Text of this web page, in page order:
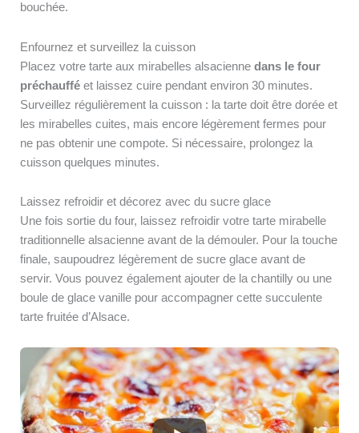
bouchée.
Enfournez et surveillez la cuisson
Placez votre tarte aux mirabelles alsacienne dans le four
préchauffé et laissez cuire pendant environ 30 minutes.
Surveillez régulièrement la cuisson : la tarte doit être dorée et
les mirabelles cuites, mais encore légèrement fermes pour
ne pas obtenir une compote. Si nécessaire, prolongez la
cuisson quelques minutes.
Laissez refroidir et décorez avec du sucre glace
Une fois sortie du four, laissez refroidir votre tarte mirabelle
traditionnelle alsacienne avant de la démouler. Pour la touche
finale, saupoudrez légèrement de sucre glace avant de
servir. Vous pouvez également ajouter de la chantilly ou une
boule de glace vanille pour accompagner cette succulente
tarte fruitée d’Alsace.